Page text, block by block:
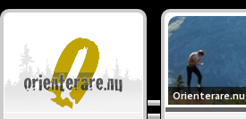
Orienterare.nu